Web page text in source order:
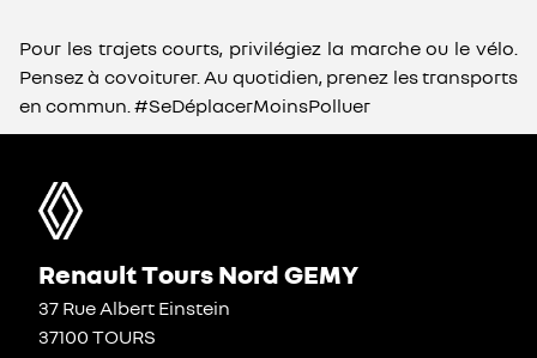
Pour les trajets courts, privilégiez la marche ou le vélo.
Pensez à covoiturer. Au quotidien, prenez les transports
en commun. #SeDéplacerMoinsPolluer
Renault Tours Nord GEMY
37 Rue Albert Einstein
37100 TOURS